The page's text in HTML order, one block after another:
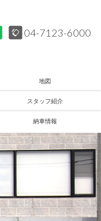
04-7123-6000
地図
スタッフ紹介
納車情報